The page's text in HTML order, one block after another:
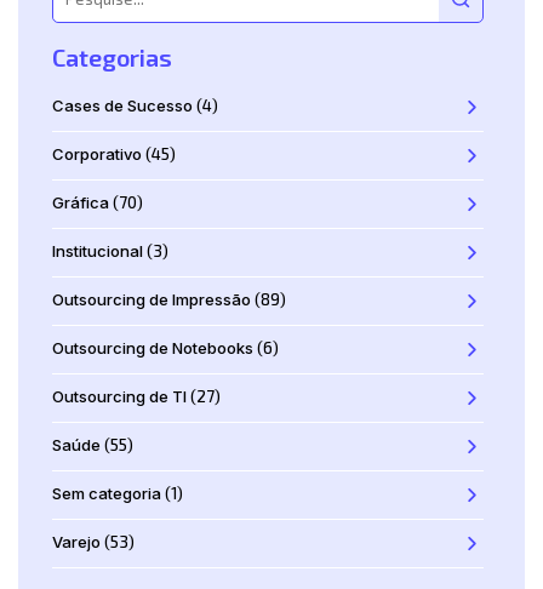
Categorias
Cases de Sucesso (4)
Corporativo (45)
Gráfica(70)
Institucional(3)
Outsourcing de Impressão (89)
Outsourcing de Notebooks (6)
Outsourcing de TI(27)
Saúde (55)
Sem categoria(1)
Varejo (53)